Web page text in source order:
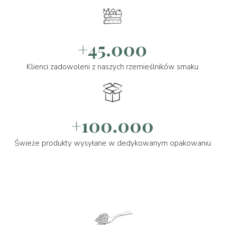
+45.000
Klienci zadowoleni z naszych rzemieślników smaku
+100.000
Świeże produkty wysyłane w dedykowanym opakowaniu